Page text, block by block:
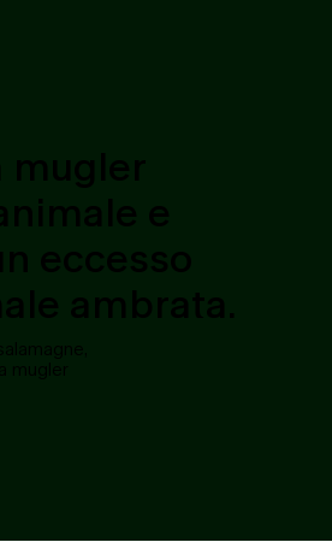
mugler
e
eccesso
ambrata.
mugler